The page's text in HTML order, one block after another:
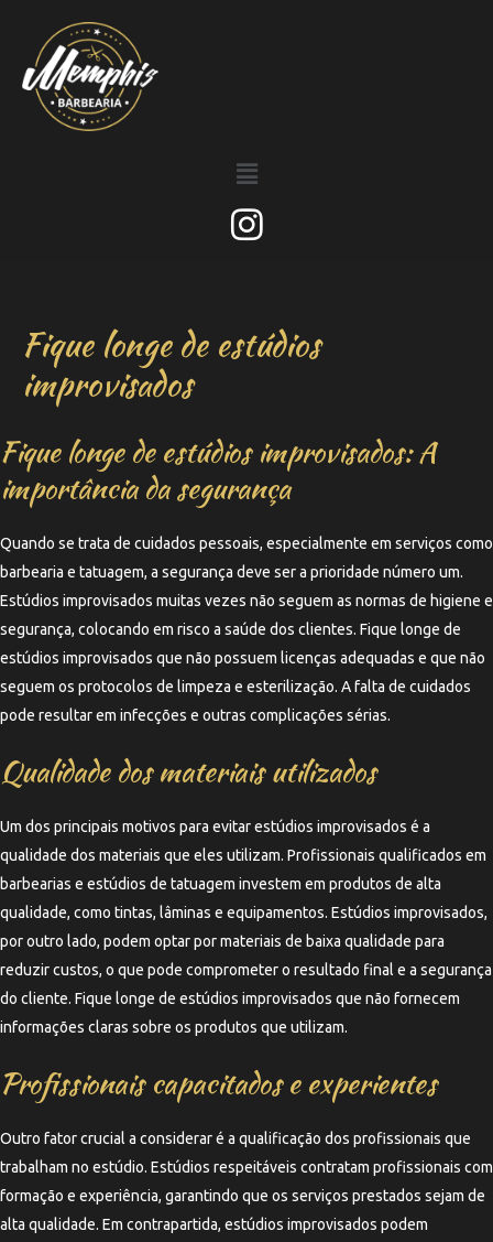
Fique longe de estúdios
improvisados
Fique longe de estúdios improvisados: A
importância da segurança
Quando se trata de cuidados pessoais, especialmente em serviços como
barbearia e tatuagem, a segurança deve ser a prioridade número um.
Estúdios improvisados muitas vezes não seguem as normas de higiene e
segurança, colocando em risco a saúde dos clientes. Fique longe de
estúdios improvisados que não possuem licenças adequadas e que não
seguem os protocolos de limpeza e esterilização. A falta de cuidados
pode resultar em infecções e outras complicações sérias.
Qualidade dos materiais utilizados
Um dos principais motivos para evitar estúdios improvisados é a
qualidade dos materiais que eles utilizam. Profissionais qualificados em
barbearias e estúdios de tatuagem investem em produtos de alta
qualidade, como tintas, lâminas e equipamentos. Estúdios improvisados,
por outro lado, podem optar por materiais de baixa qualidade para
reduzir custos, o que pode comprometer o resultado final e a segurança
do cliente. Fique longe de estúdios improvisados que não fornecem
informações claras sobre os produtos que utilizam.
Profissionais capacitados e experientes
Outro fator crucial a considerar é a qualificação dos profissionais que
trabalham no estúdio. Estúdios respeitáveis contratam profissionais com
formação e experiência, garantindo que os serviços prestados sejam de
alta qualidade. Em contrapartida, estúdios improvisados podem